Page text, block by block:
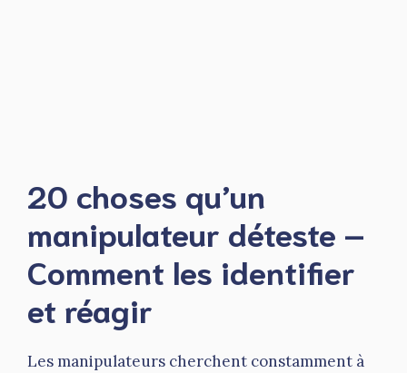
20 choses qu’un
manipulateur déteste –
Comment les identifier
et réagir
Les manipulateurs cherchent constamment à